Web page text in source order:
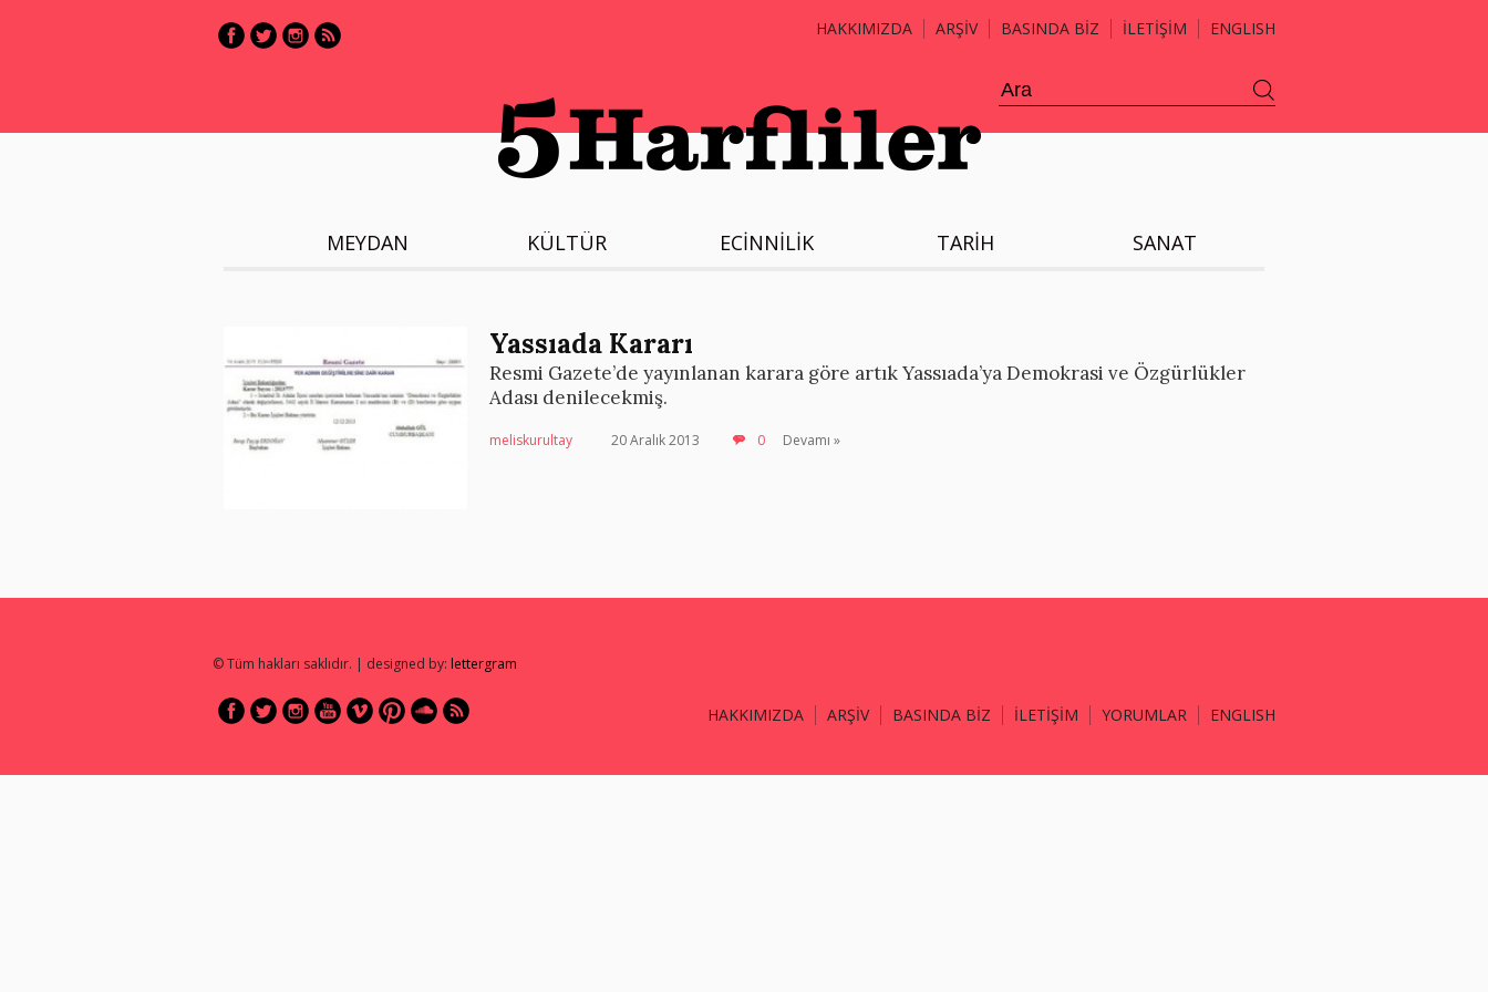
HAKKIMIZDA ARŞİV BASINDA BİZ İLETİŞİM ENGLISH
MEYDAN KÜLTÜR ECİNNİLİK TARİH SANAT
Yassıada Kararı
Resmi Gazete’de yayınlanan karara göre artık Yassıada’ya Demokrasi ve Özgürlükler
Adası denilecekmiş.
meliskurultay 20 Aralık 2013 0 Devamı »
© Tüm hakları saklıdır. | designed by: lettergram
HAKKIMIZDA ARŞİV BASINDA BİZ İLETİŞİM YORUMLAR ENGLISH